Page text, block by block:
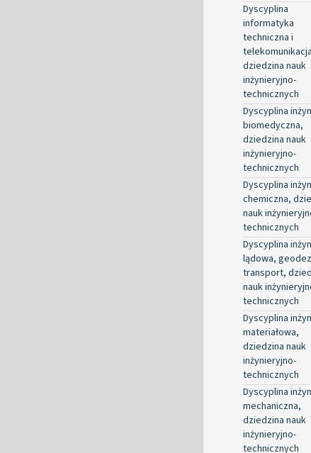
Dyscyplina
informatyka
techniczna i
dziedzina nauk
inżynieryjno-
technicznych
Dyscyplina
biomedyczna,
dziedzina nauk
inżynieryjno-
technicznych
Dyscyplina
chemiczna,
nauk
technicznych
Dyscyplina
lądowa,
transport,
nauk
technicznych
Dyscyplina
materiałowa,
dziedzina nauk
inżynieryjno-
technicznych
Dyscyplina
mechaniczna,
dziedzina nauk
inżynieryjno-
technicznych